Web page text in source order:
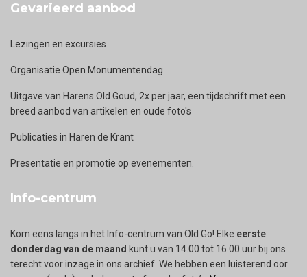
Gevarieerd aanbod
Lezingen en excursies
Organisatie Open Monumentendag
Uitgave van Harens Old Goud, 2x per jaar, een tijdschrift met een
breed aanbod van artikelen en oude foto's
Publicaties in Haren de Krant
Presentatie en promotie op evenementen.
Info-centrum
Kom eens langs in het Info-centrum van Old Go! Elke eerste
donderdag van de maand kunt u van 14.00 tot 16.00 uur bij ons
terecht voor inzage in ons archief. We hebben een luisterend oor